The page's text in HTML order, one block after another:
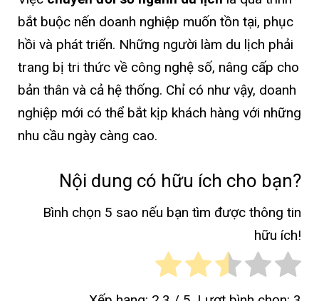
bắt buộc nến doanh nghiệp muốn tồn tại, phục
hồi và phát triển. Những người làm du lịch phải
trang bị tri thức về công nghệ số, nâng cấp cho
bản thân và cả hệ thống. Chỉ có như vậy, doanh
nghiệp mới có thể bắt kịp khách hàng với những
nhu cầu ngày càng cao.
Nội dung có hữu ích cho bạn?
Bình chọn 5 sao nếu bạn tìm được thông tin
hữu ích!